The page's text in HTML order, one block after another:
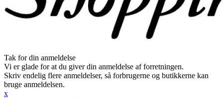
Tak for din anmeldelse
Vi er glade for at du giver din anmeldelse af forretningen.
Skriv endelig flere anmeldelser, så forbrugerne og butikkerne kan
bruge anmeldelsen.
x